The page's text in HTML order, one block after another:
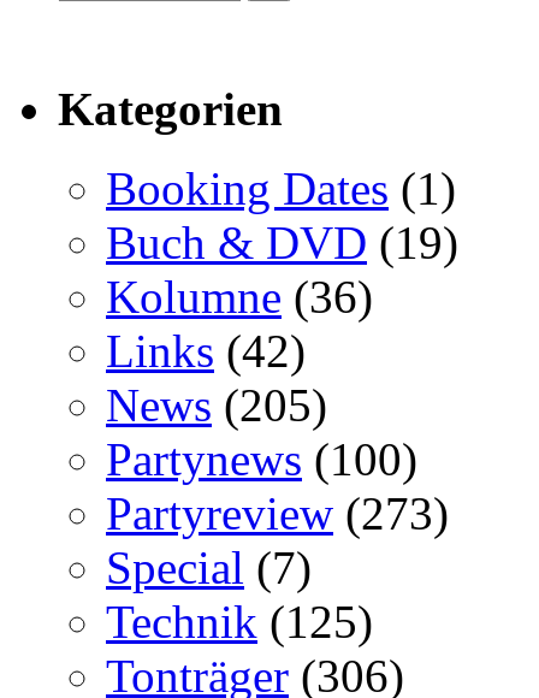
Kategorien
Booking Dates (1)
Buch & DVD (19)
Kolumne (36)
Links (42)
News (205)
Partynews (100)
Partyreview (273)
Special (7)
Technik (125)
Tonträger (306)